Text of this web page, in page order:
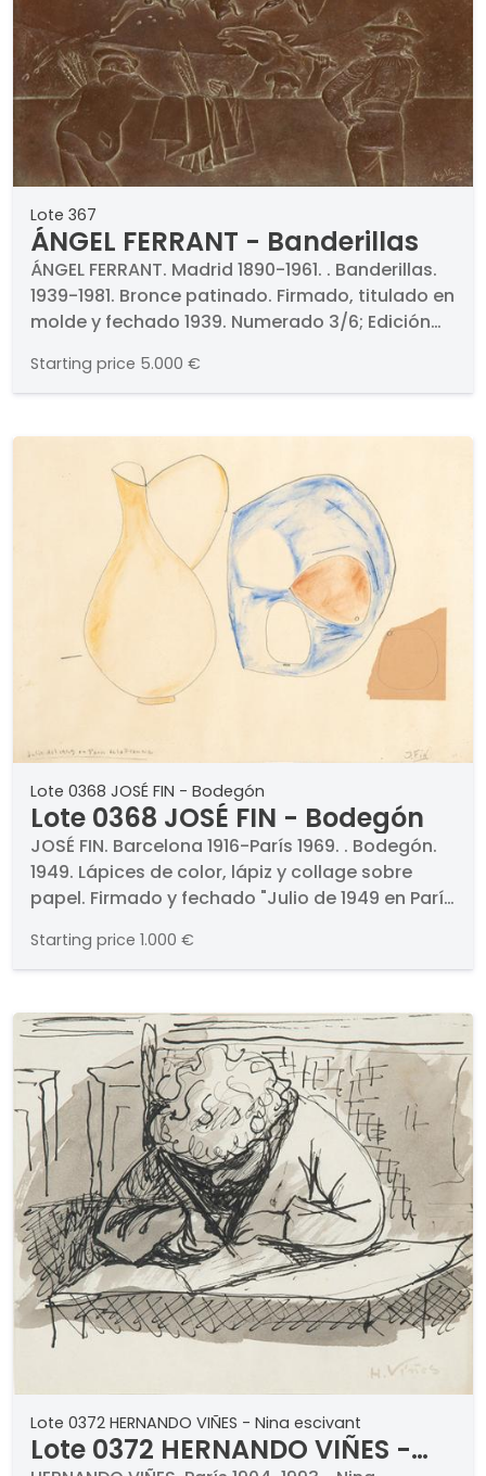
Lote 367
ÁNGEL FERRANT - Banderillas
ÁNGEL FERRANT. Madrid 1890-1961. . Banderillas.
1939-1981. Bronce patinado. Firmado, titulado en
molde y fechado 1939. Numerado 3/6; Edición
32 x 50 cm. . Obra editada por Ana Vázquez de
Parga y Mario Barbera.
Starting price 5.000 €
Lote 0368 JOSÉ FIN - Bodegón
Lote 0368 JOSÉ FIN - Bodegón
JOSÉ FIN. Barcelona 1916-París 1969. . Bodegón.
1949. Lápices de color, lápiz y collage sobre
papel. Firmado y fechado "Julio de 1949 en París
PROCEDENCIA (etiqueta al dorso) . Sala Dalmau,
Barcelona. Galería BAT, Madrid. Colección
Starting price 1.000 €
Lote 0372 HERNANDO VIÑES - Nina escivant
Lote 0372 HERNANDO VIÑES -